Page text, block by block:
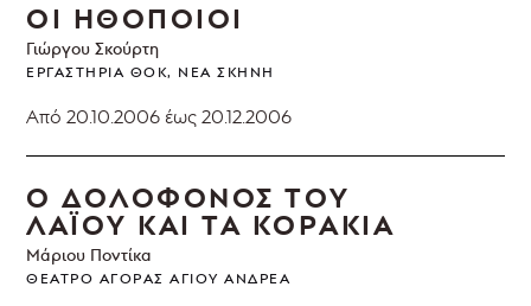
ΟΙ ΗΘΟΠΟΙΟΙ
Γιώργου Σκούρτη
ΕΡΓΑΣΤΉΡΙΑ ΘΟΚ, ΝΈΑ ΣΚΗΝΉ
Από 20.10.2006 έως 20.12.2006
Ο ΔΟΛΟΦΟΝΟΣ ΤΟΥ
ΛΑΪΟΥ ΚΑΙ ΤΑ ΚΟΡΑΚΙΑ
Μάριου Ποντίκα
ΘΈΑΤΡΟ ΑΓΟΡΆΣ ΑΓΊΟΥ ΑΝΔΡΈΑ